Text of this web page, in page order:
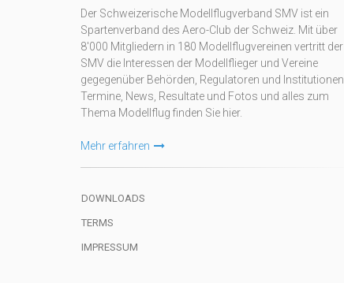
Der Schweizerische Modellflugverband SMV ist ein
Spartenverband des Aero-Club der Schweiz. Mit über
8'000 Mitgliedern in 180 Modellflugvereinen vertritt der
SMV die Interessen der Modellflieger und Vereine
gegegenüber Behörden, Regulatoren und Institutionen.
Termine, News, Resultate und Fotos und alles zum
Thema Modellflug finden Sie hier.
Mehr erfahren
DOWNLOADS
TERMS
IMPRESSUM